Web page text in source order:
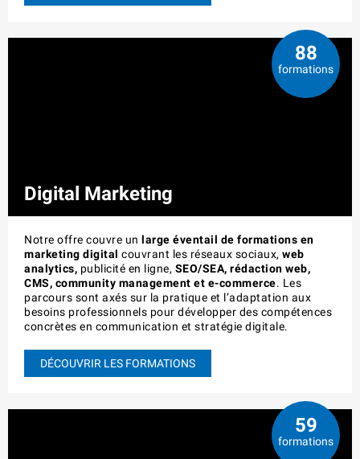
88
formations
Digital Marketing
Notre offre couvre un large éventail de formations en
marketing digital couvrant les réseaux sociaux, web
analytics, publicité en ligne, SEO/SEA, rédaction web,
CMS, community management et e-commerce. Les
parcours sont axés sur la pratique et l’adaptation aux
besoins professionnels pour développer des compétences
concrètes en communication et stratégie digitale.
DÉCOUVRIR LES FORMATIONS
59
formations